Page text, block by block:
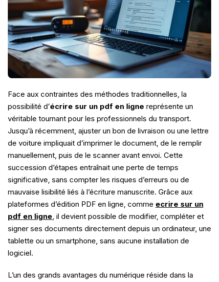
Face aux contraintes des méthodes traditionnelles, la
possibilité d’écrire sur un pdf en ligne représente un
véritable tournant pour les professionnels du transport.
Jusqu’à récemment, ajuster un bon de livraison ou une lettre
de voiture impliquait d’imprimer le document, de le remplir
manuellement, puis de le scanner avant envoi. Cette
succession d’étapes entraînait une perte de temps
significative, sans compter les risques d’erreurs ou de
mauvaise lisibilité liés à l’écriture manuscrite. Grâce aux
plateformes d’édition PDF en ligne, comme ecrire sur un
pdf en ligne​ , il devient possible de modifier, compléter et
signer ses documents directement depuis un ordinateur, une
tablette ou un smartphone, sans aucune installation de
logiciel.
L’un des grands avantages du numérique réside dans la